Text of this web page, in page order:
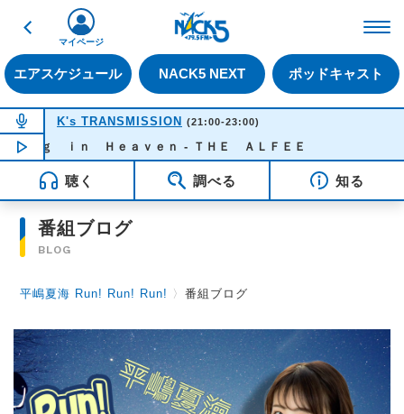
戻る
エアスケジュール NACK5 NEXT ポッドキャスト
マイページ
NOW ON AIR
K's TRANSMISSION (21:00-23:00)
NOW PLAYING22:31
ｎｇ ｉｎ Ｈｅａｖｅｎ - ＴＨＥ ＡＬＦＥＥ
聴く 調べる 知る
番組ブログ
BLOG
平嶋夏海 Run! Run! Run! 〉番組ブログ